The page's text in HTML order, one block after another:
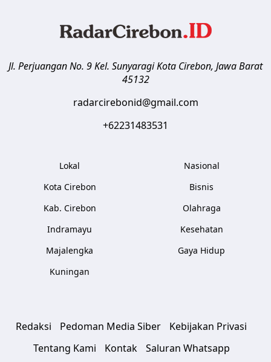
Jl. Perjuangan No. 9 Kel. SunyaragiKota Cirebon, Jawa Barat
45132
radarcirebonid@gmail.com
+62231483531
Lokal
Kota Cirebon
Kab. Cirebon
Indramayu
Majalengka
Kuningan
Nasional
Bisnis
Olahraga
Kesehatan
Gaya Hidup
Redaksi Pedoman Media Siber
Kebijakan Privasi
Tentang Kami
Kontak Saluran Whatsapp